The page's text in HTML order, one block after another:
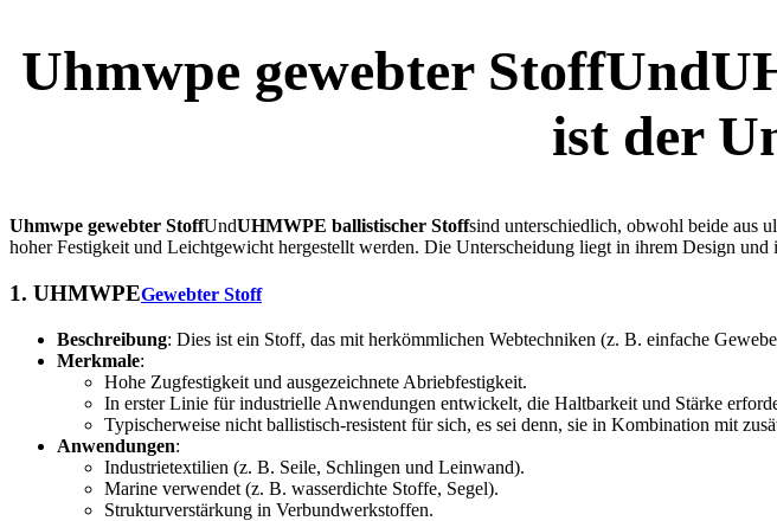
Uhmwpe gewebter StoffUnd
ist der
Uhmwpe gewebter StoffUndUHMWPE ballistischer Stoffsind unterschiedlich, obwohl beide aus
hoher Festigkeit und Leichtgewicht hergestellt werden. Die Unterscheidung liegt in ihrem Design und
1. UHMWPEGewebter Stoff
Beschreibung: Dies ist ein Stoff, das mit herkömmlichen Webtechniken (z. B. einfache
Merkmale:
Hohe Zugfestigkeit und ausgezeichnete Abriebfestigkeit.
In erster Linie für industrielle Anwendungen entwickelt, die Haltbarkeit und Stärke
Typischerweise nicht ballistisch-resistent für sich, es sei denn, sie in Kombination mit
Anwendungen:
Industrietextilien (z. B. Seile, Schlingen und Leinwand).
Marine verwendet (z. B. wasserdichte Stoffe, Segel).
Strukturverstärkung in Verbundwerkstoffen.